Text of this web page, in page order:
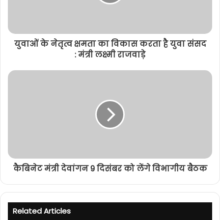
युवाओं के नेतृत्व क्षमता का विकास करता है युवा संसद
: मंत्री लक्ष्मी राजवाड़े
कैबिनेट मंत्री देवांगन 9 दिसंबर को लेंगे विभागीय बैठक
Related Articles